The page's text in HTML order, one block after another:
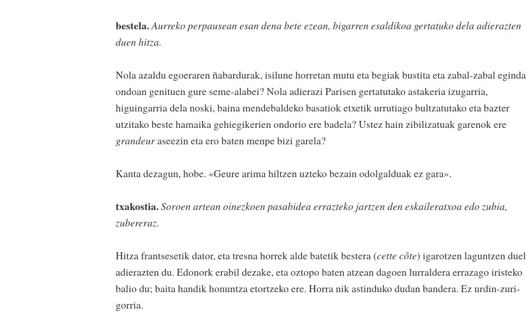
bestela.Aurreko perpausean esan dena bete ezean, bigarren esaldikoa gertatuko dela adierazten
duen hitza.
Nola azaldu egoeraren ñabardurak, isilune horretan mutu eta begiak bustita eta zabal-zabal eginda
ondoan genituen gure seme-alabei? Nola adierazi Parisen gertatutako astakeria izugarria,
higuingarria dela noski, baina mendebaldeko basatiok etxetik urrutiago bultzatutako eta bazter
utzitako beste hamaika gehiegikerien ondorio ere badela? Ustez hain zibilizatuak garenok ere
grandeuraseezin eta ero baten menpe bizi garela?
Kanta dezagun, hobe. «Geure arima hiltzen uzteko bezain odolgalduak ez gara».
txakostia.Soroen artean oinezkoen pasabidea errazteko jartzen den eskaileratxoa edo zubia,
zubereraz.
Hitza frantsesetik dator, eta tresna horrek alde batetik bestera (cette côte) igarotzen laguntzen
adierazten du. Edonork erabil dezake, eta oztopo baten atzean dagoen lurraldera errazago iristeko
balio du; baita handik honuntza etortzeko ere. Horra nik astinduko dudan bandera. Ez urdin-zuri-
gorria.